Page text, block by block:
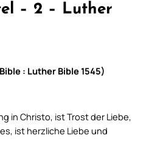
– 2 – Luther
: Luther Bible 1545)
in Christo, ist Trost der Liebe,
ist herzliche Liebe und